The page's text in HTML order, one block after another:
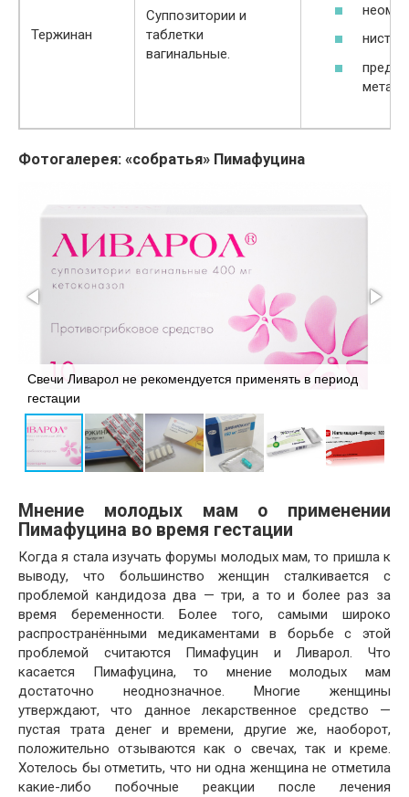
Тержинан
Суппозитории и
таблетки
вагинальные.
Фотогалерея: «собратья» Пимафуцина
Свечи Ливарол не рекомендуется применять в период
гестации
Мнение молодых мам о применении
Пимафуцина во время гестации
Когда я стала изучать форумы молодых мам, то пришла к
выводу, что большинство женщин сталкивается с
проблемой кандидоза два — три, а то и более раз за
время беременности. Более того, самыми широко
распространёнными медикаментами в борьбе с этой
проблемой считаются Пимафуцин и Ливарол. Что
касается Пимафуцина, то мнение молодых мам
достаточно неоднозначное. Многие женщины
утверждают, что данное лекарственное средство —
пустая трата денег и времени, другие же, наоборот,
положительно отзываются как о свечах, так и креме.
Хотелось бы отметить, что ни одна женщина не отметила
какие-либо побочные реакции после лечения